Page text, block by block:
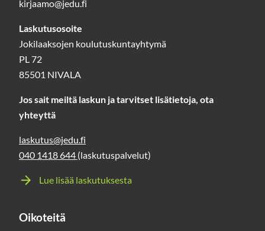
kirjaamo@jedu.fi
Laskutusosoite
Jokilaaksojen koulutuskuntayhtymä
PL 72
85501 NIVALA
Jos sait meiltä laskun ja tarvitset lisätietoja, ota
yhteyttä
laskutus@jedu.fi
040 1418 644 (laskutuspalvelut)
Lue lisää laskutuksesta
Oikoteitä